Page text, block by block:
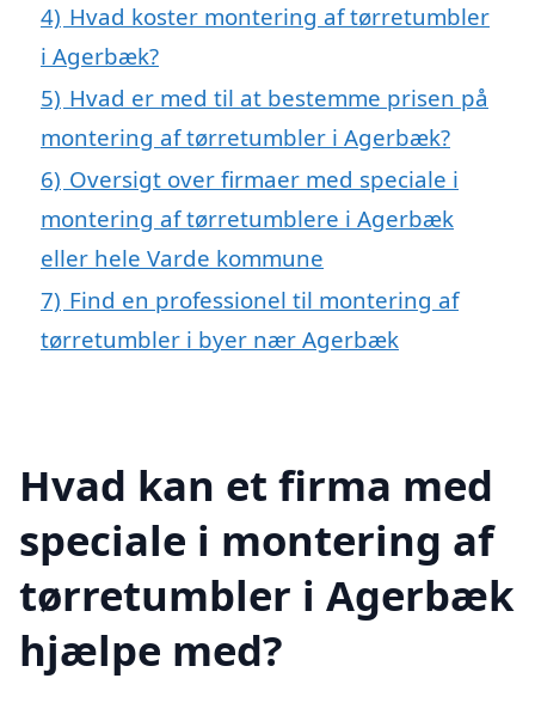
4) Hvad koster montering af tørretumbler
i Agerbæk?
5) Hvad er med til at bestemme prisen på
montering af tørretumbler i Agerbæk?
6) Oversigt over firmaer med speciale i
montering af tørretumblere i Agerbæk
eller hele Varde kommune
7) Find en professionel til montering af
tørretumbler i byer nær Agerbæk
Hvad kan et firma med
speciale i montering af
tørretumbler i Agerbæk
hjælpe med?